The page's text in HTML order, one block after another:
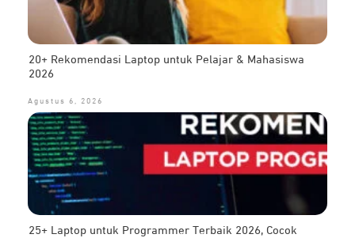
20+ Rekomendasi Laptop untuk Pelajar & Mahasiswa
2026
Agustus 6, 2026
25+ Laptop untuk Programmer Terbaik 2026, Cocok